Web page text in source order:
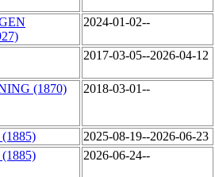
2024-01-02--
2017-03-05--2026-04-12
(1870) 2018-03-01--
2025-08-19--2026-06-23
2026-06-24--